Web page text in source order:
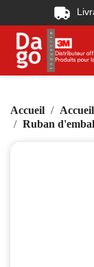
Accueil Accueil
Ruban